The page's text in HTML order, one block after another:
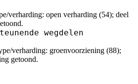
verharding: open verharding (54); deel
wegdelen
verharding: groenvoorziening (88);
getoond.